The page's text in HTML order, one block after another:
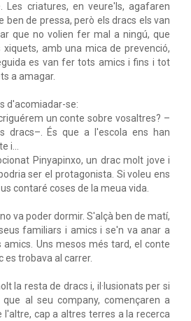
Les criatures, en veure'ls, agafaren
de pressa, però els dracs els van
que no volien fer mal a ningú, que
xiquets, amb una mica de prevenció,
es van fer tots amics i fins i tot
a amagar.
d'acomiadar-se:
un conte sobre vosaltres? –
dracs–. És que a l'escola ens han
i...
Pinyapinxo, un drac molt jove i
ser el protagonista. Si voleu ens
contaré coses de la meua vida.
va poder dormir. S'alçà ben de matí,
familiars i amics i se'n va anar a
Uns mesos més tard, el conte
es trobava al carrer.
la resta de dracs i, il·lusionats per si
al seu company, començaren a
l'altre, cap a altres terres a la recerca